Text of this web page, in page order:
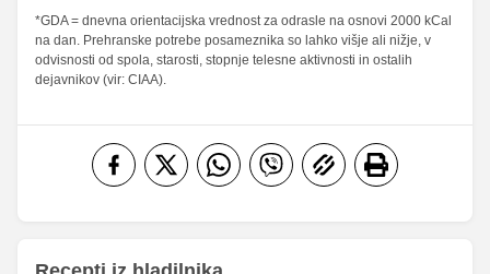
od teh
nasičene
maščobne
3.74 g
0.19 g
5 g 5.34 % 7.14 %
8.22 g 11 g 32.88 %
44 %
Folna kislina
0 g
0 g
mg
*GDA = dnevna orientacijska vrednost za odrasle na osnovi 2000 kCal
na dan. Prehranske potrebe posameznika so lahko višje ali nižje, v
odvisnosti od spola, starosti, stopnje telesne aktivnosti in ostalih
dejavnikov (vir: CIAA).